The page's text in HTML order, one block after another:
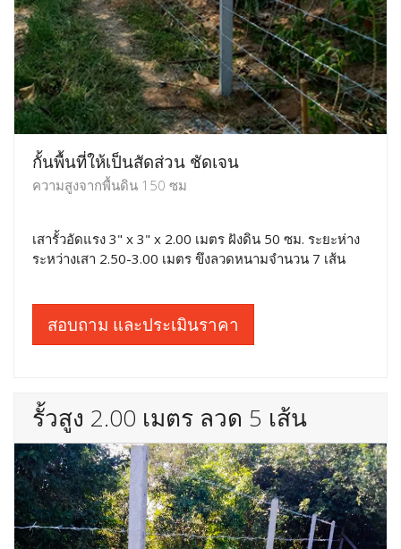
กั้นพื้นที่ให้เป็นสัดส่วน ชัดเจน
ความสูงจากพื้นดิน 150 ซม
เสารั้วอัดแรง 3" x 3" x 2.00 เมตร ฝังดิน 50 ซม. ระยะห่าง
ระหว่างเสา 2.50-3.00 เมตร ขึงลวดหนามจำนวน 7 เส้น
สอบถาม และประเมินราคา
รั้วสูง 2.00 เมตร ลวด 5 เส้น